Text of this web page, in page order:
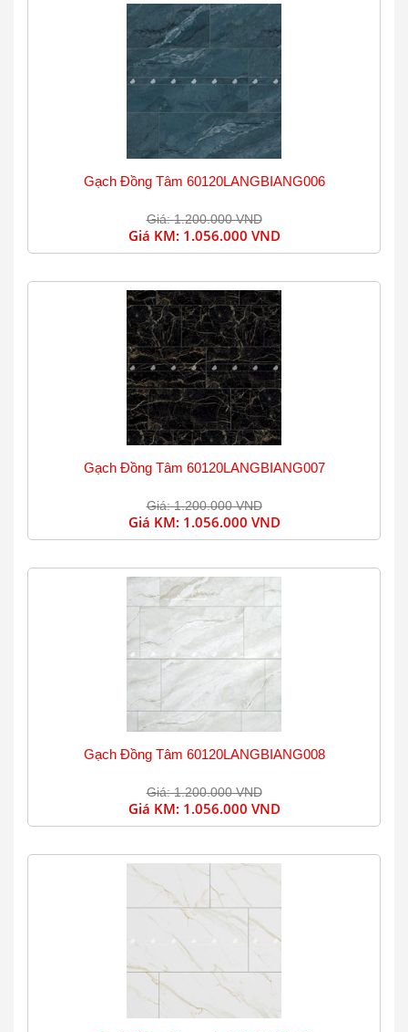
Gạch Đồng Tâm 60120LANGBIANG006
Giá: 1.200.000 VND
Giá KM: 1.056.000 VND
Gạch Đồng Tâm 60120LANGBIANG007
Giá: 1.200.000 VND
Giá KM: 1.056.000 VND
Gạch Đồng Tâm 60120LANGBIANG008
Giá: 1.200.000 VND
Giá KM: 1.056.000 VND